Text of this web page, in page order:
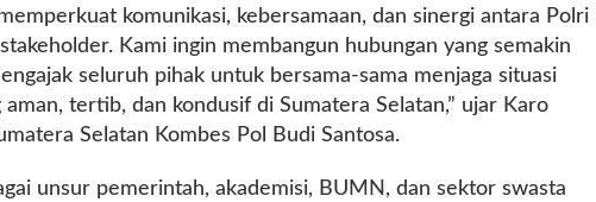
komunikasi, kebersamaan, dan sinergi antara Polri
Kami ingin membangun hubungan yang semakin
seluruh pihak untuk bersama-sama menjaga situasi
aman, tertib, dan kondusif di Sumatera Selatan,” ujar Karo
Selatan Kombes Pol Budi Santosa.
unsur pemerintah, akademisi, BUMN, dan sektor swasta